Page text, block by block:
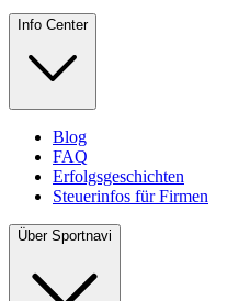
Info Center
Blog
FAQ
Erfolgsgeschichten
Steuerinfos für Firmen
Über Sportnavi